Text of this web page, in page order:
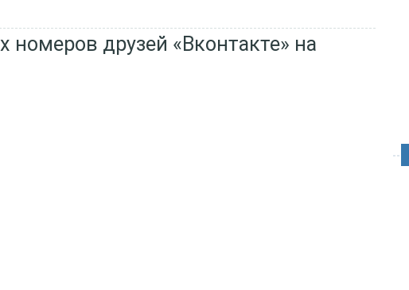
друзей «Вконтакте» на